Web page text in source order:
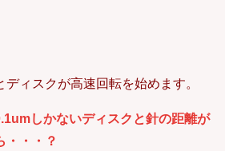
ィスクが高速回転を始めます。
しかないディスクと針の距離が
・・・？